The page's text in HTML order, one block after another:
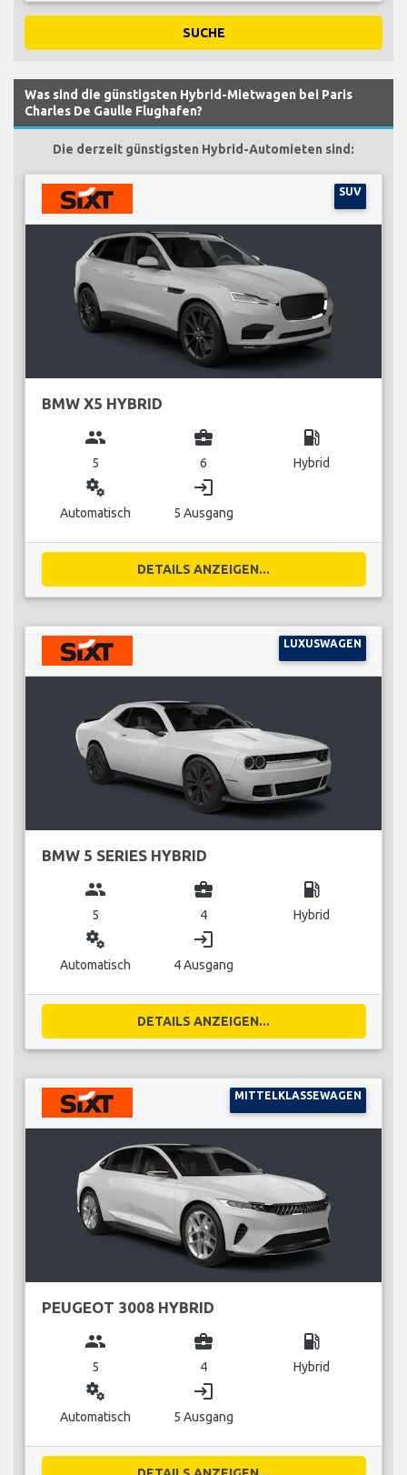
SUCHE
Was sind die günstigsten Hybrid-Mietwagen bei Paris
Charles De Gaulle Flughafen?
Die derzeit günstigsten Hybrid-Automieten sind:
SUV
BMW X5 HYBRID
group
5
business_center
6
local_gas_station
Hybrid
miscellaneous_services
Automatisch
login
5 Ausgang
DETAILS ANZEIGEN...
LUXUSWAGEN
BMW 5 SERIES HYBRID
group
5
business_center
4
local_gas_station
Hybrid
miscellaneous_services
Automatisch
login
4 Ausgang
DETAILS ANZEIGEN...
MITTELKLASSEWAGEN
PEUGEOT 3008 HYBRID
group
5
business_center
4
local_gas_station
Hybrid
miscellaneous_services
Automatisch
login
5 Ausgang